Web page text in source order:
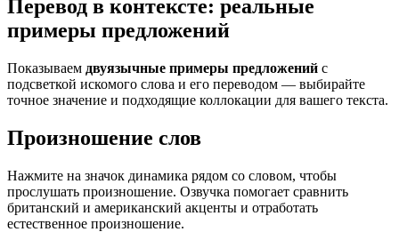
Перевод в контексте: реальные
примеры предложений
Показываем двуязычные примеры предложений с
подсветкой искомого слова и его переводом — выбирайте
точное значение и подходящие коллокации для вашего текста.
Произношение слов
Нажмите на значок динамика рядом со словом, чтобы
прослушать произношение. Озвучка помогает сравнить
британский и американский акценты и отработать
естественное произношение.